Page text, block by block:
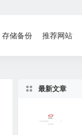
存储备份 推荐网站
最新文章